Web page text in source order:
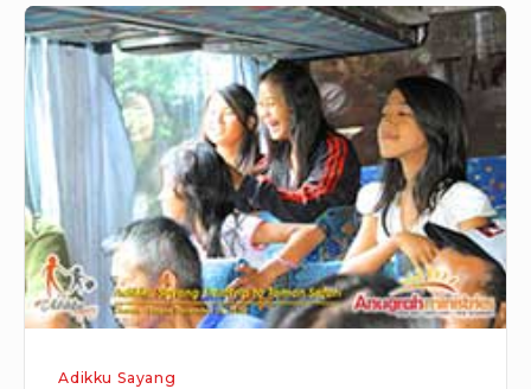
Eduwisata
Adikku
Sayang
Taman
Safari,
16
Desember
2014
Adikku Sayang